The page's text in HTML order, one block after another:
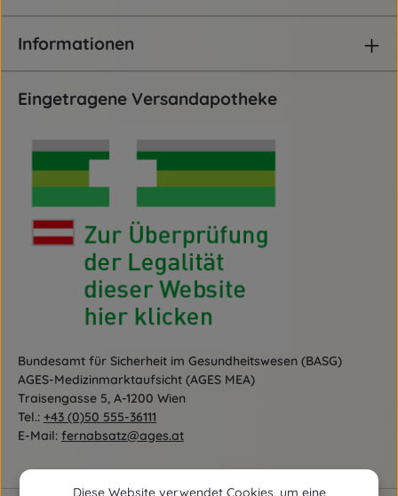
Informationen
Eingetragene Versandapotheke
Bundesamt für Sicherheit im Gesundheitswesen (BASG)
AGES-Medizinmarktaufsicht (AGES MEA)
Traisengasse 5, A-1200 Wien
Tel.: +43 (0)50 555-36111
E-Mail: fernabsatz@ages.at
Diese Website verwendet Cookies, um eine